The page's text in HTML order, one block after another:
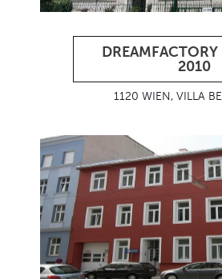
2010
1120 WIEN, VILLA